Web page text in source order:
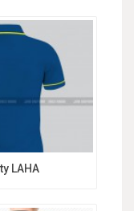
LAHA